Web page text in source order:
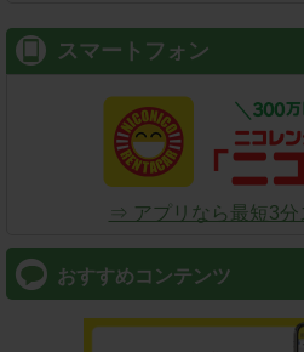
スマートフォン
⇒ アプリなら最短3分
おすすめコンテンツ